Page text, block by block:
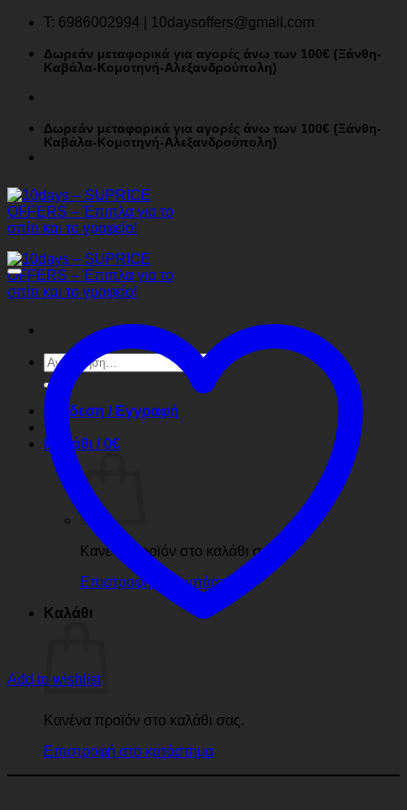
Μετάβαση
περιεχόμενο
T: 6986002994 | 10daysoffers@gmail.com
Δωρεάν μεταφορικά για αγορές άνω των 100€ (Ξάνθη-
Καβάλα-Κομοτηνή-Αλεξανδρούπολη)
Δωρεάν μεταφορικά για αγορές άνω των 100€ (Ξάνθη-
Καβάλα-Κομοτηνή-Αλεξανδρούπολη)
Αναζήτηση
για:
Σύνδεση / Εγγραφή
Καλάθι /0€
Κανένα προϊόν στο καλάθι σας.
Επιστροφή στο κατάστημα
Καλάθι
Κανένα προϊόν στο καλάθι σας.
Επιστροφή στο κατάστημα
Add to wishlist